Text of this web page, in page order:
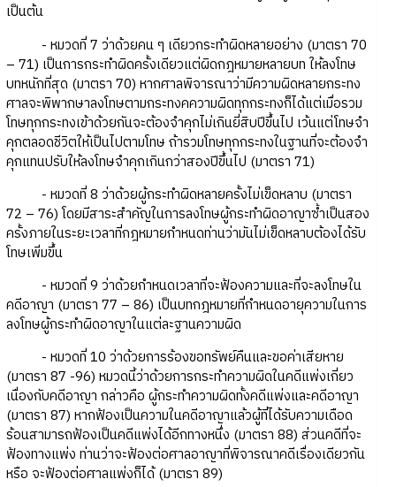
เป็นต้น
- หมวดที่ 7 ว่าด้วยคน ๆ เดียวกระทำผิดหลายอย่าง (มาตรา 70
– 71) เป็นการกระทำผิดครั้งเดียวแต่ผิดกฎหมายหลายบท ให้ลงโทษ
บทหนักที่สุด (มาตรา 70) หากศาลพิจารณาว่ามีความผิดหลายกระทง
ศาลจะพิพากษาลงโทษตามกระทงคความผิดทุกกระทงก็ได้แต่เมื่อรวม
โทษทุกกระทงเข้าด้วยกันจะต้องจำคุกไม่เกินยี่สิบปีขึ้นไป เว้นแต่โทษจำ
คุกตลอดชีวิตให้เป็นไปตามโทษ ถ้ารวมโทษทุกกระทงในฐานที่จะต้องจำ
คุกแทนปรับให้ลงโทษจำคุกเกินกว่าสองปีขึ้นไป (มาตรา 71)
- หมวดที่ 8 ว่าด้วยผู้กระทำผิดหลายครั้งไม่เข็ดหลาบ (มาตรา
72 – 76) โดยมีสาระสำคัญในการลงโทษผู้กระทำผิดอาญาซ้ำเป็นสอง
ครั้งภายในระยะเวลาที่กฎหมายกำหนดท่านว่ามันไม่เข็ดหลาบต้องได้รับ
โทษเพิ่มขึ้น
- หมวดที่ 9 ว่าด้วยกำหนดเวลาที่จะฟ้องความและที่จะลงโทษใน
คดีอาญา (มาตรา 77 – 86) เป็นบทกฎหมายที่กำหนดอายุความในการ
ลงโทษผู้กระทำผิดอาญาในแต่ละฐานความผิด
- หมวดที่ 10 ว่าด้วยการร้องขอทรัพย์คืนและขอค่าเสียหาย
(มาตรา 87 -96) หมวดนี้ว่าด้วยการกระทำความผิดในคดีแพ่งเกี่ยว
เนื่องกับคดีอาญา กล่าวคือ ผู้กระทำความผิดทั้งคดีแพ่งและคดีอาญา
(มาตรา 87) หากฟ้องเป็นความในคดีอาญาแล้วผู้ที่ได้รับความเดือด
ร้อนสามารถฟ้องเป็นคดีแพ่งได้อีกทางหนึ่ง (มาตรา 88) ส่วนคดีที่จะ
ฟ้องทางแพ่ง ท่านว่าจะฟ้องต่อศาลอาญาที่พิจารณาคดีเรื่องเดียวกัน
หรือ จะฟ้องต่อศาลแพ่งก็ได้ (มาตรา 89)